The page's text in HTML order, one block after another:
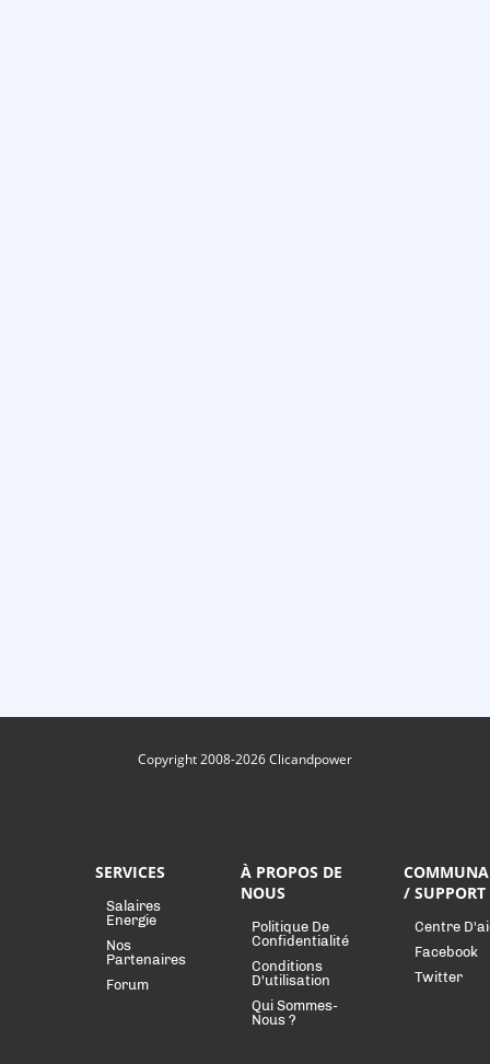
Copyright 2008-2026 Clicandpower
SERVICES
Salaires
Energie
Nos
Partenaires
Forum
À PROPOS DE
NOUS
Politique De
Confidentialité
Conditions
D'utilisation
Qui Sommes-
Nous ?
/ SUPPORT
Centre
Facebook
Twitter